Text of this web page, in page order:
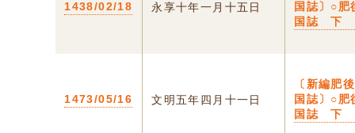
1438/02/18 永享十年一月十五日
国誌〕○肥
国誌 下
1473/05/16 文明五年四月十一日
〔新編肥後
国誌〕○肥
国誌 下